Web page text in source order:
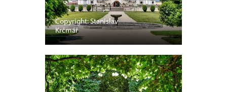
Copyright: Stanislav
Krčmář